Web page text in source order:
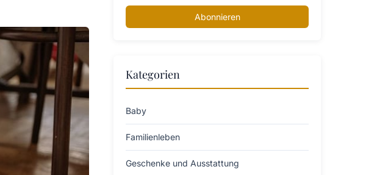
Abonnieren
Kategorien
Baby
Familienleben
Geschenke und Ausstattung